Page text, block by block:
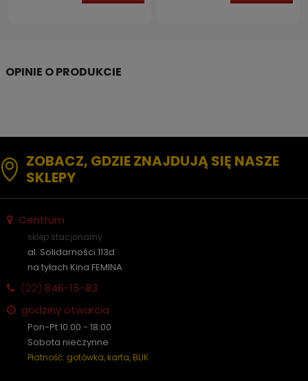
ZOBACZ, GDZIE ZNAJDUJĄ SIĘ NASZE
SKLEPY
Centrum
sklep stacjonarny
al. Solidarności 113d
na tyłach Kina FEMINA
(22) 846-15-83
godziny otwarcia
Pon-Pt 10:00 - 18:00
Sobota nieczynne
Płatność: gotówka, karta, BLIK